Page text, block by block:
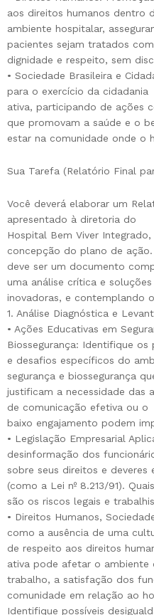
aos direitos humanos dentro
ambiente hospitalar,
pacientes sejam tratados com
dignidade e respeito, sem
• Sociedade Brasileira e
para o exercício da cidadania
ativa, participando de ações
que promovam a saúde e o
estar na comunidade onde o
Sua Tarefa (Relatório Final
Você deverá elaborar um
apresentado à diretoria do
Hospital Bem Viver
concepção do plano de
deve ser um documento
uma análise crítica e soluções
inovadoras, e contemplando
1. Análise Diagnóstica e
• Ações Educativas em
Biossegurança: Identifique os
e desafios específicos do
segurança e biossegurança
justificam a necessidade das
de comunicação efetiva ou o
baixo engajamento podem
• Legislação Empresarial
desinformação dos
sobre seus direitos e deveres
(como a Lei nº 8.213/91). Quais
são os riscos legais e
• Direitos Humanos,
como a ausência de uma
de respeito aos direitos
ativa pode afetar o ambiente
trabalho, a satisfação dos
comunidade em relação ao
Identifique possíveis